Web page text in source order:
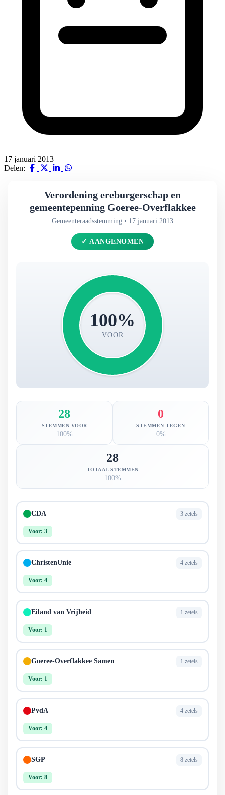
17 januari 2013
Delen:
Verordening ereburgerschap en
gemeentepenning Goeree-Overflakkee
Gemeenteraadsstemming • 17 januari 2013
✓ AANGENOMEN
100%
VOOR
28
STEMMEN VOOR
100%
0
STEMMEN TEGEN
0%
28
TOTAAL STEMMEN
100%
CDA 3 zetels
Voor: 3
ChristenUnie 4 zetels
Voor: 4
Eiland van Vrijheid 1 zetels
Voor: 1
Goeree-Overflakkee Samen 1 zetels
Voor: 1
PvdA 4 zetels
Voor: 4
SGP 8 zetels
Voor: 8